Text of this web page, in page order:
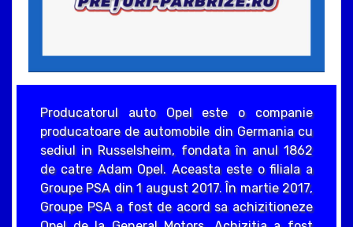
Producatorul auto Opel este o companie
producatoare de automobile din Germania cu
sediul in Russelsheim, fondata în anul 1862
de catre Adam Opel. Aceasta este o filiala a
Groupe PSA din 1 august 2017. În martie 2017,
Groupe PSA a fost de acord sa achizitioneze